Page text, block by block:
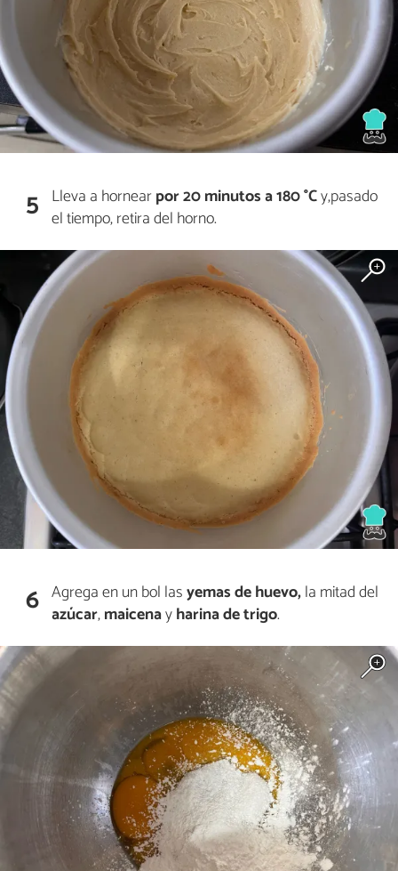
5 Lleva a hornearpor 20 minutos a 180 °Cy,pasado
el tiempo, retira del horno.
6 Agrega en un bol lasyemas de huevo,la mitad del
azúcar,maicenayharina de trigo.